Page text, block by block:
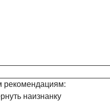
рекомендациям:
наизнанку